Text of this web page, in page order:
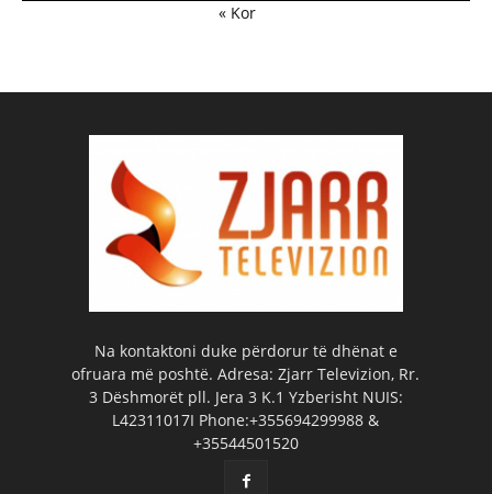
« Kor
Na kontaktoni duke përdorur të dhënat e
ofruara më poshtë. Adresa: Zjarr Televizion, Rr.
3 Dëshmorët pll. Jera 3 K.1 Yzberisht NUIS:
L42311017I Phone:+355694299988 &
+35544501520